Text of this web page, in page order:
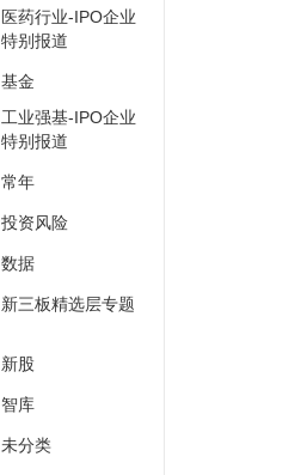
医药行业-IPO企业
特别报道
基金
工业强基-IPO企业
特别报道
常年
投资风险
数据
新三板精选层专题
新股
智库
未分类